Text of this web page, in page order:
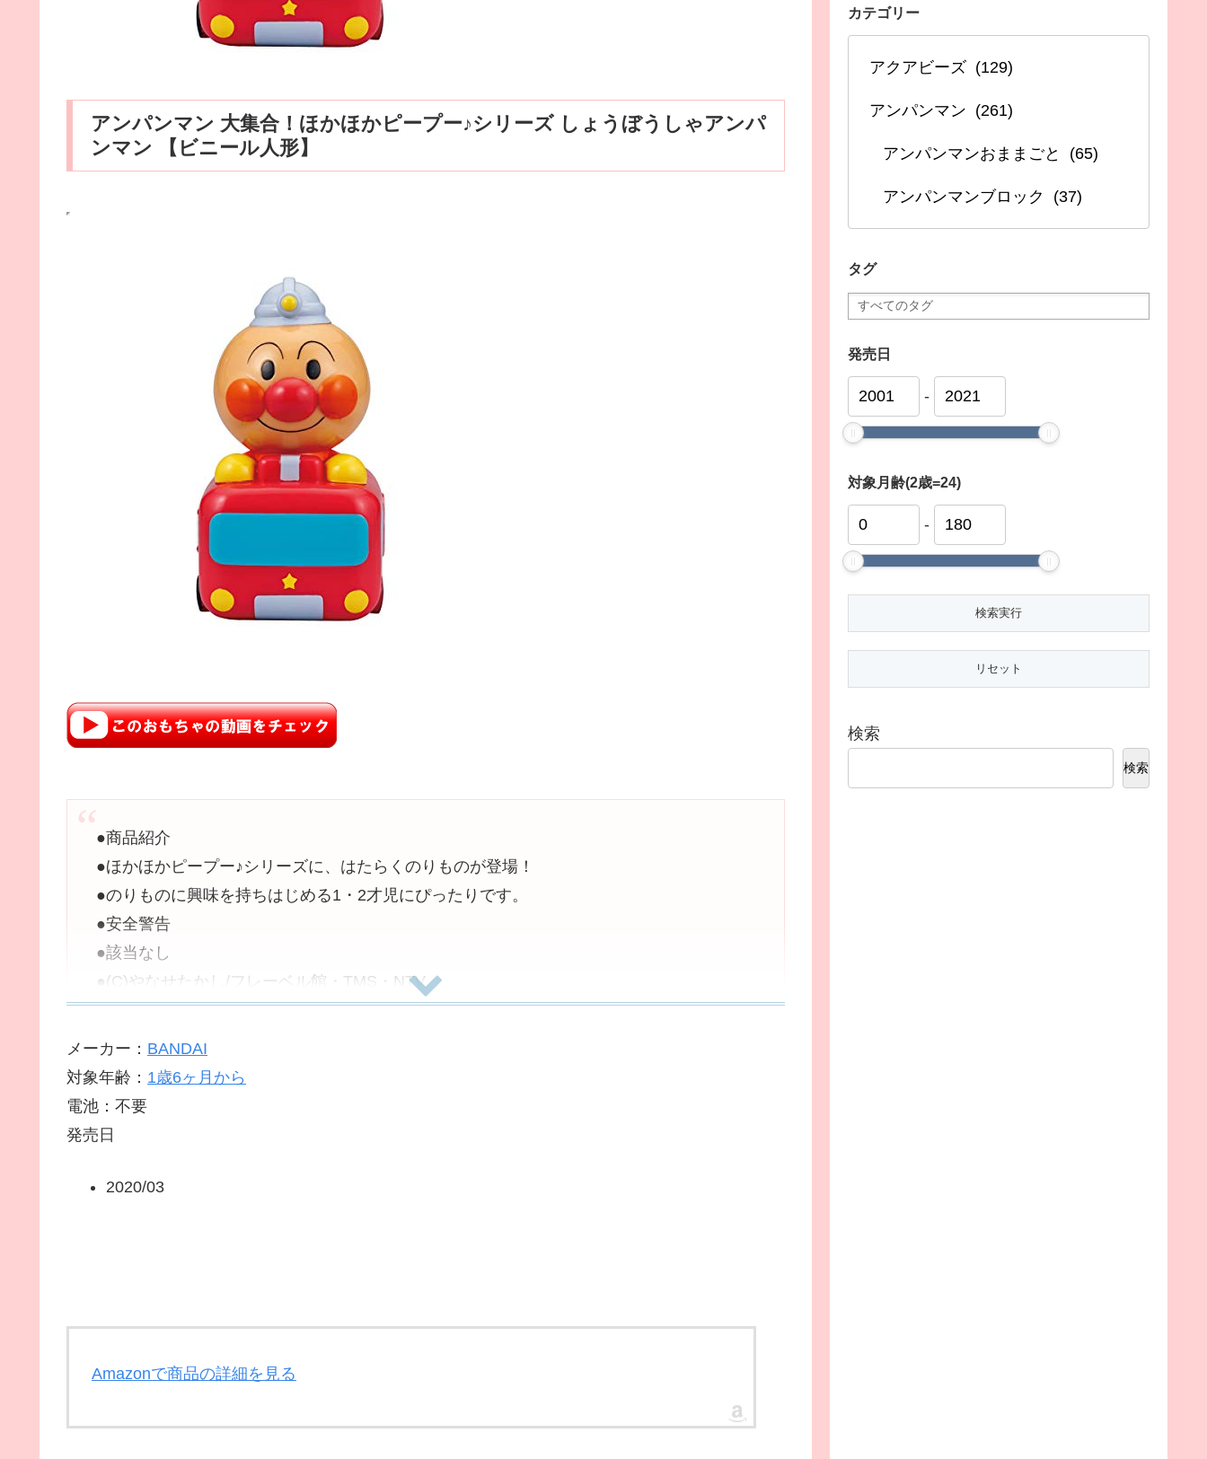
アンパンマン 大集合！ほかほかピープー♪シリーズ しょうぼうしゃアンパ
ンマン 【ビニール人形】
●商品紹介
●ほかほかピープー♪シリーズに、はたらくのりものが登場！
●のりものに興味を持ちはじめる1・2才児にぴったりです。
●安全警告
●該当なし
●(C)やなせたかし/フレーベル館・TMS・NTV
メーカー： BANDAI
対象年齢： 1歳6ヶ月から
電池：不要
発売日
2020/03
Amazonで商品の詳細を見る
カテゴリー
タグ
発売日
-
対象月齢(2歳=24)
-
検索
検索